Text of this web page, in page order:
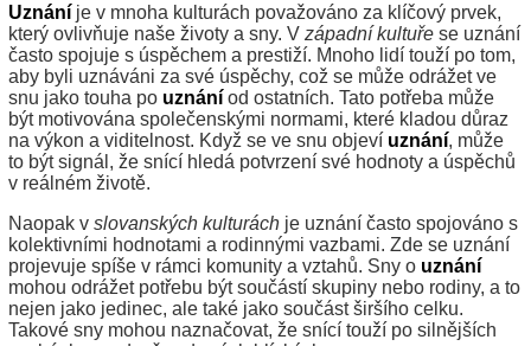
Uznání je v mnoha kulturách považováno za klíčový prvek,
který ovlivňuje naše životy a sny. V západní kultuře se uznání
často spojuje s úspěchem a prestiží. Mnoho lidí touží po tom,
aby byli uznáváni za své úspěchy, což se může odrážet ve
snu jako touha po uznání od ostatních. Tato potřeba může
být motivována společenskými normami, které kladou důraz
na výkon a viditelnost. Když se ve snu objeví uznání, může
to být signál, že snící hledá potvrzení své hodnoty a úspěchů
v reálném životě.
Naopak v slovanských kulturách je uznání často spojováno s
kolektivními hodnotami a rodinnými vazbami. Zde se uznání
projevuje spíše v rámci komunity a vztahů. Sny o uznání
mohou odrážet potřebu být součástí skupiny nebo rodiny, a to
nejen jako jedinec, ale také jako součást širšího celku.
Takové sny mohou naznačovat, že snící touží po silnějších